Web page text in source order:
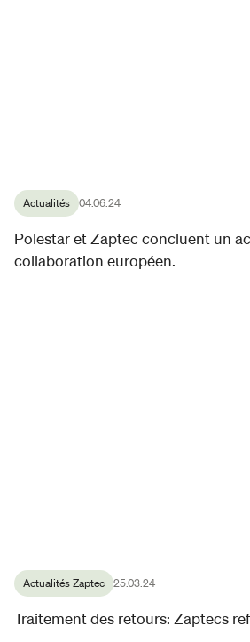
Actualités 04.06.24
Polestar et Zaptec concluent un
collaboration européen.
Actualités Zaptec 25.03.24
Traitement des retours: Zaptecs